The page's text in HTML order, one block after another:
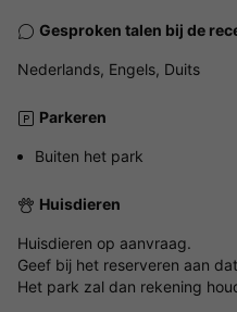
Gesproken talen bij de
Nederlands, Engels, Duits
Parkeren
Buiten het park
Huisdieren
Huisdieren op aanvraag.
Geef bij het reserveren aan
Het park zal dan rekening